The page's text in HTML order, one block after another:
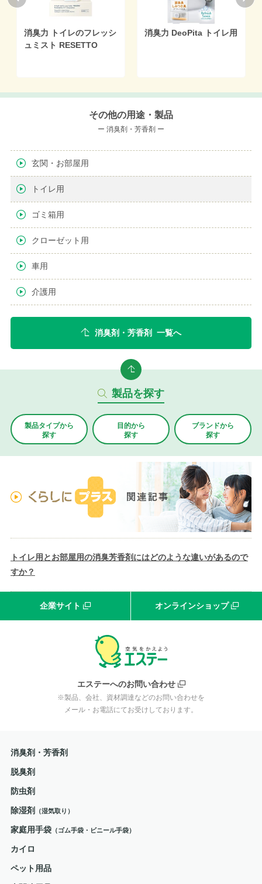
消臭力 トイレのフレッシ
ュミスト RESETTO
消臭力 DeoPita トイレ用
その他の用途・製品
ー 消臭剤・芳香剤 ー
玄関・お部屋用
トイレ用
ゴミ箱用
クローゼット用
車用
介護用
消臭剤・芳香剤 一覧へ
製品を探す
製品タイプから
探す
目的から
探す
ブランドから
探す
トイレ用とお部屋用の消臭芳香剤にはどのような違いがあるので
すか？
企業サイト オンラインショップ
エステーへのお問い合わせ
※製品、会社、資材調達などのお問い合わせを
メール・お電話にてお受けしております。
消臭剤・芳香剤
脱臭剤
防虫剤
除湿剤 （湿気取り）
家庭用手袋（ゴム手袋・ビニール手袋）
カイロ
ペット用品